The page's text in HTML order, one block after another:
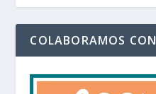
COLABORAMOS CON